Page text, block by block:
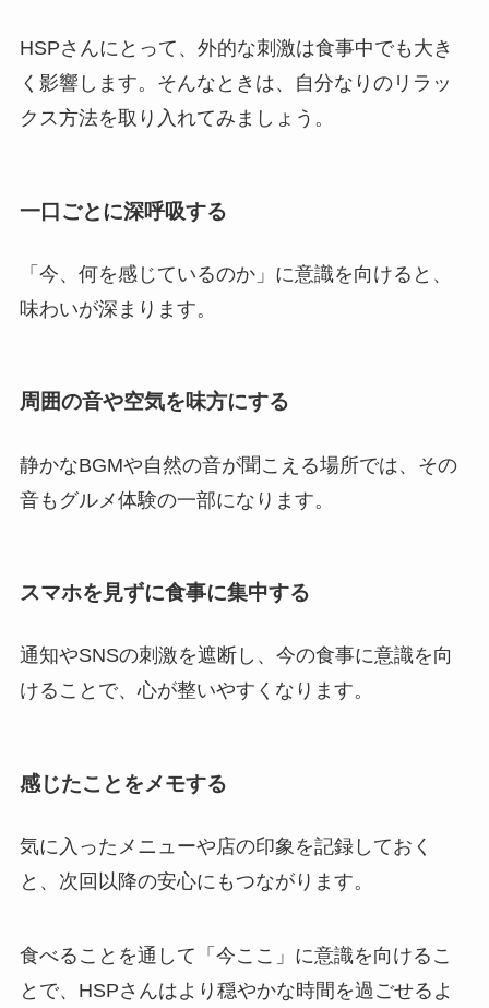
HSPさんにとって、外的な刺激は食事中でも大き
く影響します。そんなときは、自分なりのリラッ
クス方法を取り入れてみましょう。
一口ごとに深呼吸する
「今、何を感じているのか」に意識を向けると、
味わいが深まります。
周囲の音や空気を味方にする
静かなBGMや自然の音が聞こえる場所では、その
音もグルメ体験の一部になります。
スマホを見ずに食事に集中する
通知やSNSの刺激を遮断し、今の食事に意識を向
けることで、心が整いやすくなります。
感じたことをメモする
気に入ったメニューや店の印象を記録しておく
と、次回以降の安心にもつながります。
食べることを通して「今ここ」に意識を向けるこ
とで、HSPさんはより穏やかな時間を過ごせるよ